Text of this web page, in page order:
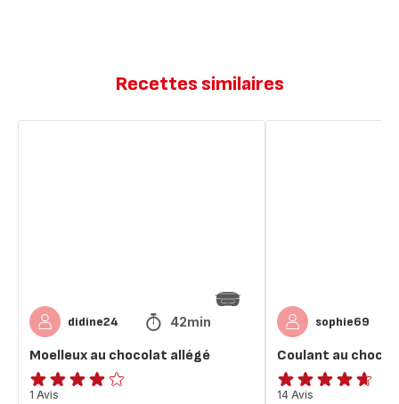
Recettes similaires
didine24 42min
Moelleux au chocolat allégé
Avis
1 Avis
sophie69
Coulant au
ratings.4.6
14 Avis